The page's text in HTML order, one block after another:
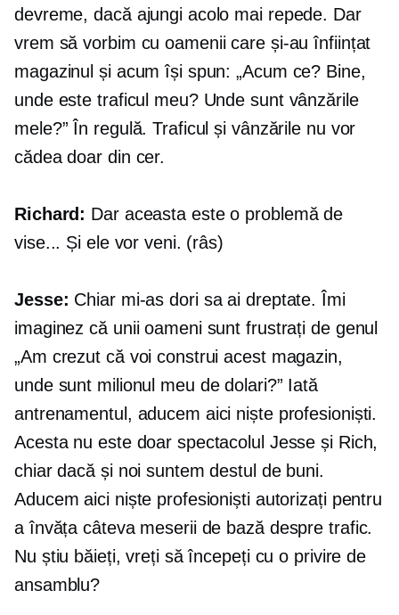
devreme, dacă ajungi acolo mai repede. Dar
vrem să vorbim cu oamenii care și-au înființat
magazinul și acum își spun: „Acum ce? Bine,
unde este traficul meu? Unde sunt vânzările
mele?” În regulă. Traficul și vânzările nu vor
cădea doar din cer.
Richard: Dar aceasta este o problemă de
vise... Și ele vor veni. (râs)
Jesse: Chiar mi-as dori sa ai dreptate. Îmi
imaginez că unii oameni sunt frustrați de genul
„Am crezut că voi construi acest magazin,
unde sunt milionul meu de dolari?” Iată
antrenamentul, aducem aici niște profesioniști.
Acesta nu este doar spectacolul Jesse și Rich,
chiar dacă și noi suntem destul de buni.
Aducem aici niște profesioniști autorizați pentru
a învăța câteva meserii de bază despre trafic.
Nu știu băieți, vreți să începeți cu o privire de
ansamblu?